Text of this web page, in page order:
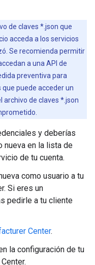
de claves *.json que
acceda a los servicios
Se recomienda permitir
a una API de
preventiva para
puede acceder un
archivo de claves *.json
y deberías
nueva en la lista de
de tu cuenta.
como usuario a tu
Si eres un
pedirle a tu cliente
Center.
la configuración de tu